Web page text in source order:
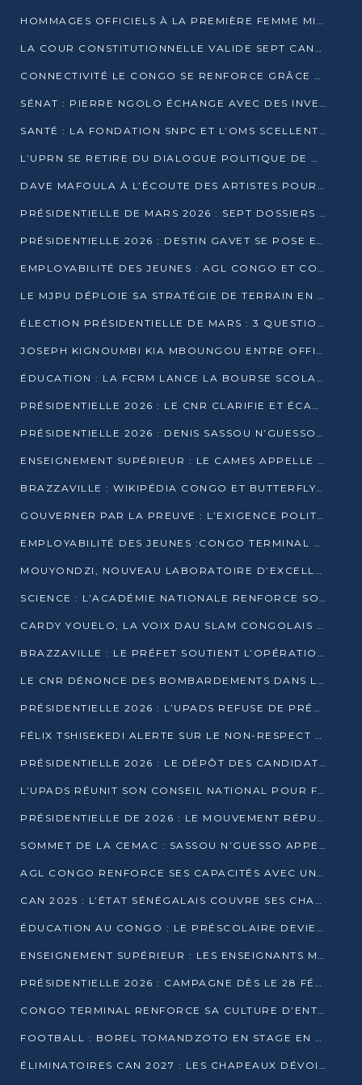
HOMMAGES OFFICIELS À LA PREMIÈRE FEMME MINISTRE DU CONGO
LA COUR CONSTITUTIONNELLE VALIDE SEPT CANDIDATURES POUR LA PRÉSIDENTIELLE
CONNECTIVITÉ LE CONGO SE RENFORCE GRÂCE AU CÂBLE 2AFRICA
SÉNAT : PIERRE NGOLO ÉCHANGE AVEC DES INVESTISSEURS DU NUMÉRIQUE
SANTÉ : LA FONDATION SNPC ET L’OMS SCELLENT UN PARTENARIAT STRATÉGIQUE DE TROIS ANS
L’UPRN SE RETIRE DU DIALOGUE POLITIQUE DE DJAMBALA : TENSIONS DANS LE PRÉ-ÉLECTORAL CONGOLAIS
DAVE MAFOULA À L’ÉCOUTE DES ARTISTES POUR REDÉFINIR SA POLITIQUE CULTURELLE
PRÉSIDENTIELLE DE MARS 2026 : SEPT DOSSIERS DE CANDIDATURE ENREGISTRÉS À LA CLÔTURE DES DÉPÔTS
PRÉSIDENTIELLE 2026 : DESTIN GAVET SE POSE EN CANDIDAT DU « RAS-LE-BOL »
EMPLOYABILITÉ DES JEUNES : AGL CONGO ET CONGO TERMINAL S’ALLIENT À UCAC-ICAM
LE MJPU DÉPLOIE SA STRATÉGIE DE TERRAIN EN FAVEUR DE DSN
ÉLECTION PRÉSIDENTIELLE DE MARS : 3 QUESTIONS À UN EXPERT CONGOLAIS DE LA CYBERSÉCURITÉ
JOSEPH KIGNOUMBI KIA MBOUNGOU ENTRE OFFICIELLEMENT EN COURSE POUR LA PRÉSIDENTIELLE
ÉDUCATION : LA FCRM LANCE LA BOURSE SCOLAIRE FRANCINE-NTOUMI POUR PROMOUVOIR LES FILIÈRES SCIENTIFIQUES
PRÉSIDENTIELLE 2026 : LE CNR CLARIFIE ET ÉCARTE LA CANDIDATURE DU PASTEUR NTUMI
PRÉSIDENTIELLE 2026 : DENIS SASSOU N’GUESSO ANNONCE OFFICIELLEMENT SA CANDIDATURE
ENSEIGNEMENT SUPÉRIEUR : LE CAMES APPELLE À UNE UNIVERSITÉ AFRICAINE AXÉE SUR L’EMPLOYABILITÉ
BRAZZAVILLE : WIKIPÉDIA CONGO ET BUTTERFLY SCELLENT UN PARTENARIAT POUR STRUCTURER LE BÉNÉVOLAT NUMÉRIQUE
GOUVERNER PAR LA PREUVE : L’EXIGENCE POLITIQUE DU XXIᵉ SIÈCLE
EMPLOYABILITÉ DES JEUNES :CONGO TERMINAL S’ALLIE À L’ESCIC POUR RAPPROCHER L’ÉCOLE DU TERRAIN
MOUYONDZI, NOUVEAU LABORATOIRE D’EXCELLENCE PÉDAGOGIQUE AVEC L’ENFICE
SCIENCE : L’ACADÉMIE NATIONALE RENFORCE SON ÉQUIPE ET TRACE SA FEUILLE DE ROUTE 2026
CARDY YOUELO, LA VOIX DAU SLAM CONGOLAIS QUI INTERPELLE LE MONDE
BRAZZAVILLE : LE PRÉFET SOUTIENT L’OPÉRATION « ZÉRO KULUNA » ET APPELLE À LA VIGILANCE CITOYENNE
LE CNR DÉNONCE DES BOMBARDEMENTS DANS LE POOL ET ACCUSE LE GOUVERNEMENT
PRÉSIDENTIELLE 2026 : L’UPADS REFUSE DE PRÉSENTER UN CANDIDAT ET DÉNONCE UN PROCESSUS NON CRÉDIBLE
FÉLIX TSHISEKEDI ALERTE SUR LE NON-RESPECT DES ENGAGEMENTS DE PAIX APRÈS SA RENCONTRE AVEC D. SASSOU-NGUESSO
PRÉSIDENTIELLE 2026 : LE DÉPÔT DES CANDIDATURES OUVERT DU 29 JANVIER AU 12 FÉVRIER
L’UPADS RÉUNIT SON CONSEIL NATIONAL POUR FIXER SA LIGNE POLITIQUE À DEUX MOIS DE LA PRÉSIDENTIELLE
PRÉSIDENTIELLE DE 2026 : LE MOUVEMENT RÉPUBLICAIN DÉNONCE UNE CONVOCATION ÉLECTORALE « OPAQUE ET PRÉCIPITÉE »
SOMMET DE LA CEMAC : SASSOU N’GUESSO APPELLE À LA VIGILANCE FACE AUX RISQUES ÉCONOMIQUES
AGL CONGO RENFORCE SES CAPACITÉS AVEC UNE GRUE DE 250 TONNES
CAN 2025 : L’ÉTAT SÉNÉGALAIS COUVRE SES CHAMPIONS D’AFRIQUE DE RÉCOMPENSES EXCEPTIONNELLES
ÉDUCATION AU CONGO : LE PRÉSCOLAIRE DEVIENT OBLIGATOIRE, LE BTS CONSACRÉ DIPLÔME D’ÉTAT
ENSEIGNEMENT SUPÉRIEUR : LES ENSEIGNANTS MAINTIENNENT LA GRÈVE ET EXIGENT UN ACCORD ÉCRIT AVEC L’ÉTAT
PRÉSIDENTIELLE 2026 : CAMPAGNE DÈS LE 28 FÉVRIER, SCRUTIN LES 12 ET 15 MARS
CONGO TERMINAL RENFORCE SA CULTURE D’ENTREPRISE AVEC LE PROGRAMME « WIN TOGETHER »
FOOTBALL : BOREL TOMANDZOTO EN STAGE EN ESPAGNE AVEC POLISSYA FC
ÉLIMINATOIRES CAN 2027 : LES CHAPEAUX DÉVOILÉS, LE CONGO FIXÉ SUR SON SORT